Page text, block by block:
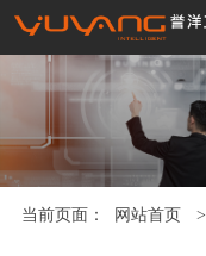
网站首页
誉洋产品
工业4.0
应用领域
当前页面： 网站首页 >